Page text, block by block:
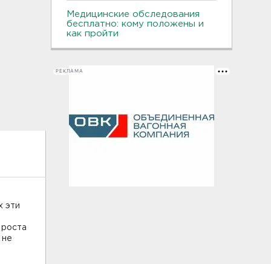
эти
не
Медицинские обследования
бесплатно: кому положены и
как пройти
РЕКЛАМА